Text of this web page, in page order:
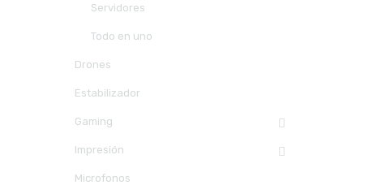
Servidores
Todo en uno
Drones
Estabilizador
Gaming
Impresión
Microfonos